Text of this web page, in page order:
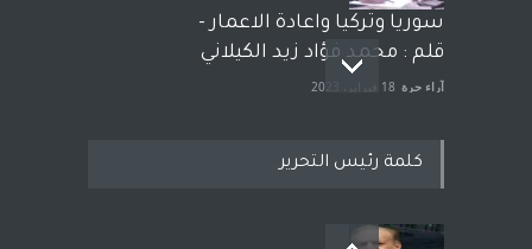
سوريا وتركيا واعادة الاعمار -
قلم : محمد فؤاد زيد الكيلاني
آراء حرة 18 فبراير، 2023
بعد معارك قضائية طاحنة كتب
كلمة رئيس التحرير